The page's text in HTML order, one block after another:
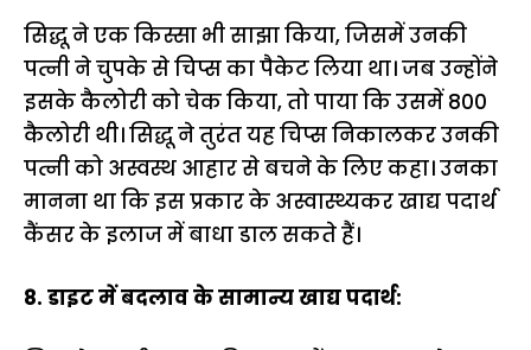
सिद्धू ने एक किस्सा भी साझा किया, जिसमें उनकी
पत्नी ने चुपके से चिप्स का पैकेट लिया था। जब उन्होंने
इसके कैलोरी को चेक किया, तो पाया कि उसमें 800
कैलोरी थी। सिद्धू ने तुरंत यह चिप्स निकालकर उनकी
पत्नी को अस्वस्थ आहार से बचने के लिए कहा। उनका
मानना था कि इस प्रकार के अस्वास्थ्यकर खाद्य पदार्थ
कैंसर के इलाज में बाधा डाल सकते हैं।
8. डाइट में बदलाव के सामान्य खाद्य पदार्थ: